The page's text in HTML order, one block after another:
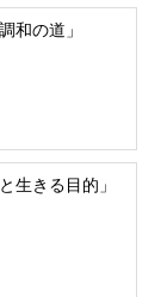
「個と調和の道」
ジ 「直感と生きる目的」